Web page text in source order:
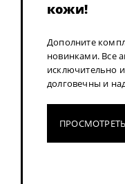
кожи!
Дополните
новинками. Все
исключительно
долговечны и